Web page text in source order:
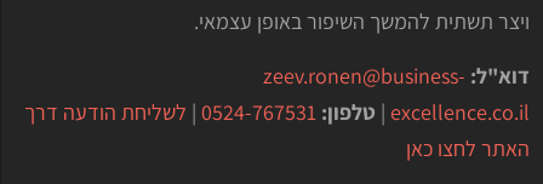
ויצר תשתית להמשך השיפור באופן עצמאי.
דוא"ל: zeev.ronen@business-
excellence.co.il
| טלפון: 0524-767531
| לשליחת הודעה דרך
האתר לחצו כאן